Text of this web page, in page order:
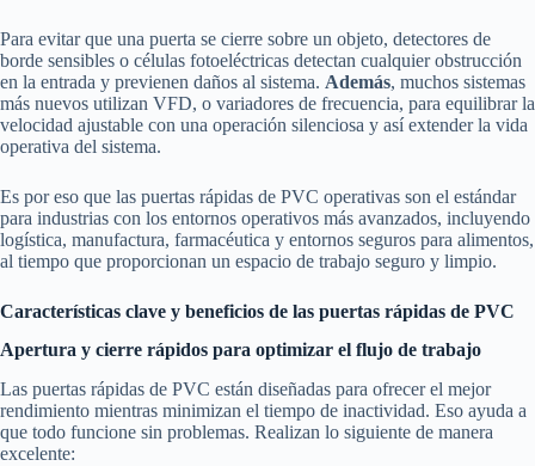
Para evitar que una puerta se cierre sobre un objeto, detectores de
borde sensibles o células fotoeléctricas detectan cualquier obstrucción
en la entrada y previenen daños al sistema. Además, muchos sistemas
más nuevos utilizan VFD, o variadores de frecuencia, para equilibrar la
velocidad ajustable con una operación silenciosa y así extender la vida
operativa del sistema.
Es por eso que las puertas rápidas de PVC operativas son el estándar
para industrias con los entornos operativos más avanzados, incluyendo
logística, manufactura, farmacéutica y entornos seguros para alimentos,
al tiempo que proporcionan un espacio de trabajo seguro y limpio.
Características clave y beneficios de las puertas rápidas de PVC
Apertura y cierre rápidos para optimizar el flujo de trabajo
Las puertas rápidas de PVC están diseñadas para ofrecer el mejor
rendimiento mientras minimizan el tiempo de inactividad. Eso ayuda a
que todo funcione sin problemas. Realizan lo siguiente de manera
excelente: